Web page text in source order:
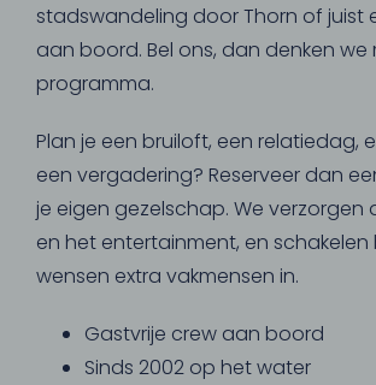
stadswandeling door Thorn of juist
aan boord. Bel ons, dan denken
programma.
Plan je een bruiloft, een relatiedag,
een vergadering? Reserveer dan
je eigen gezelschap. We verzorgen
en het entertainment, en schakelen
wensen extra vakmensen in.
Gastvrije crew aan boord
Sinds 2002 op het water